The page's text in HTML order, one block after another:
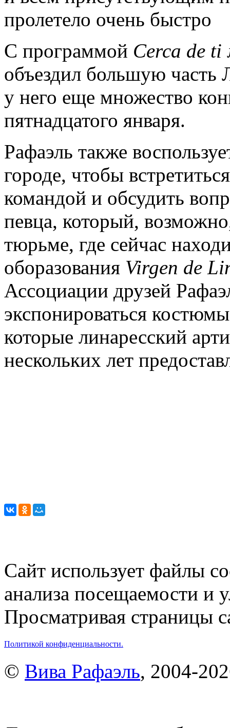
пролетело очень быстро
С программой Cerca de ti
объездил большую часть
у него еще множество
пятнадцатого января.
Рафаэль также
городе, чтобы
командой и обсудить
певца, который,
тюрьме, где сейчас
оборазования Virgen de
Ассоциации друзей
экспонироваться
которые линаресский
нескольких лет
Сайт использует файлы
анализа посещаемости и
Просматривая страницы
Политикой конфиденциальности.
© Вива Рафаэль, 2004-